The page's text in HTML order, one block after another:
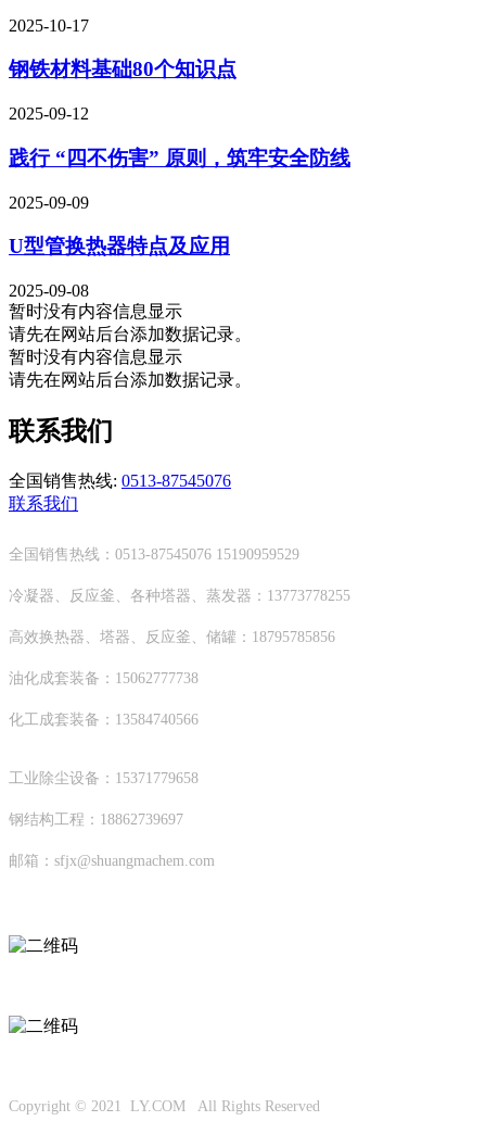
2025-10-17
钢铁材料基础80个知识点
2025-09-12
践行 “四不伤害” 原则，筑牢安全防线
2025-09-09
U型管换热器特点及应用
2025-09-08
暂时没有内容信息显示
请先在网站后台添加数据记录。
暂时没有内容信息显示
请先在网站后台添加数据记录。
联系我们
全国销售热线: 0513-87545076
联系我们
全国销售热线：0513-87545076 15190959529
冷凝器、反应釜、各种塔器、蒸发器：13773778255
高效换热器、塔器、反应釜、储罐：18795785856
油化成套装备：15062777738
化工成套装备：13584740566
工业除尘设备：15371779658
钢结构工程：18862739697
邮箱：sfjx@shuangmachem.com
Copyright © 2021 LY.COM All Rights Reserved